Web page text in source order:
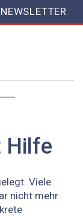
Hilfe
Viele
nicht mehr